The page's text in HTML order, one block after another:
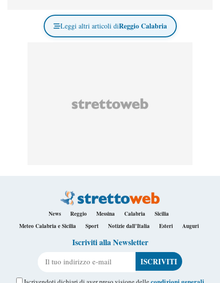
Leggi altri articoli diReggio Calabria
News Reggio Messina Calabria
Sicilia
Meteo Calabria e Sicilia
Sport Notizie dall’Italia Esteri Auguri
Iscriviti alla Newsletter